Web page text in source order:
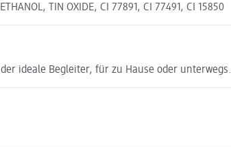
TIN OXIDE, CI 77891, CI 77491, CI 15850
ideale Begleiter, für zu Hause oder unterwegs.